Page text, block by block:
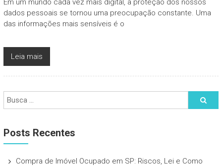
Em um mundo cada vez mais digital, a proteção dos nossos
dados pessoais se tornou uma preocupação constante. Uma
das informações mais sensíveis é o
Leia mais
Posts Recentes
Compra de Imóvel Ocupado em SP: Riscos, Lei e Como